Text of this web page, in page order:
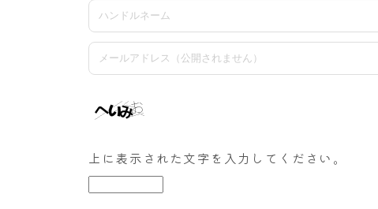
上に表示された文字を入力してください。